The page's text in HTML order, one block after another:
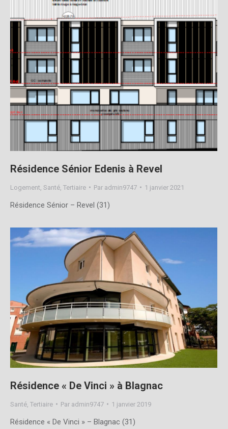
Résidence Sénior Edenis à Revel
Logement Santé Tertiaire Par admin9747 1 janvier 2021
Résidence Sénior – Revel (31)
Résidence « De Vinci » à Blagnac
Santé Tertiaire Par admin9747 1 janvier 2019
Résidence « De Vinci » – Blagnac (31)